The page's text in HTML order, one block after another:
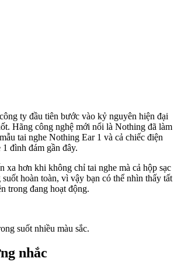
ty đầu tiên bước vào kỷ nguyên hiện đại
Hãng công nghệ mới nổi là Nothing đã làm
tai nghe Nothing Ear 1 và cả chiếc điện
đình đám gần đây.
xa hơn khi không chỉ tai nghe mà cả hộp sạc
hoàn toàn, vì vậy bạn có thể nhìn thấy tất
trong đang hoạt động.
suốt nhiều màu sắc.
nhắc